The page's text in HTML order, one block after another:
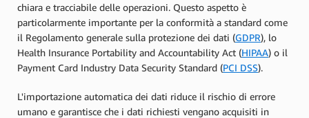
chiara e tracciabile delle operazioni. Questo aspetto è
particolarmente importante per la conformità a standard come
il Regolamento generale sulla protezione dei dati (GDPR), lo
Health Insurance Portability and Accountability Act (HIPAA) o il
Payment Card Industry Data Security Standard (PCI DSS).
L'importazione automatica dei dati riduce il rischio di errore
umano e garantisce che i dati richiesti vengano acquisiti in